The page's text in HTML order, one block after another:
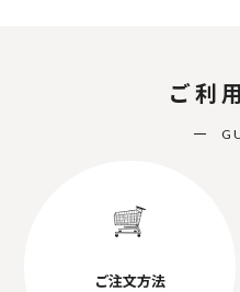
ご利
ご注文方法